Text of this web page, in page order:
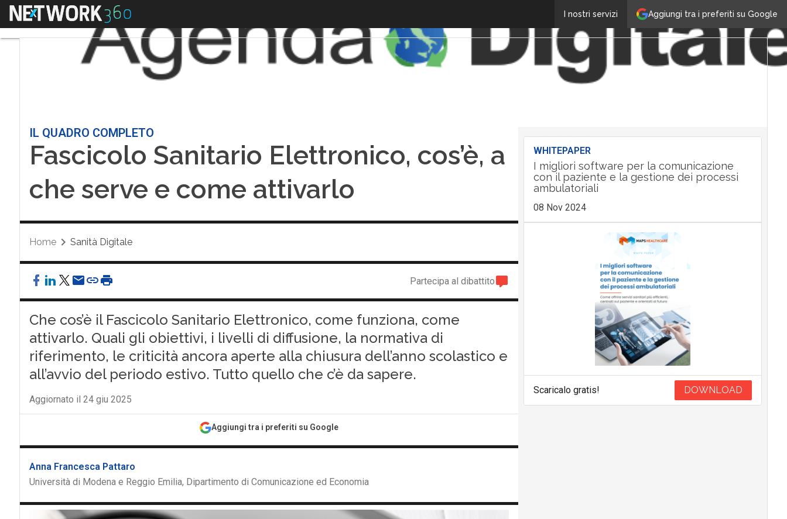
Aggiungi tra i preferiti su Google
I nostri servizi
Menu
IL QUADRO COMPLETO
Fascicolo Sanitario Elettronico, cos’è, a
che serve e come attivarlo
Home Sanità Digitale
Partecipa al dibattito
Che cos’è il Fascicolo Sanitario Elettronico, come funziona, come
attivarlo. Quali gli obiettivi, i livelli di diffusione, la normativa di
riferimento, le criticità ancora aperte alla chiusura dell’anno scolastico e
all’avvio del periodo estivo. Tutto quello che c’è da sapere.
Aggiornato il 24 giu 2025
Aggiungi tra i preferiti su Google
Anna Francesca Pattaro
Università di Modena e Reggio Emilia, Dipartimento di Comunicazione ed Economia
WHITEPAPER
I migliori software per la comunicazione
con il paziente e la gestione dei processi
ambulatoriali
08 Nov 2024
Scaricalo gratis! DOWNLOAD